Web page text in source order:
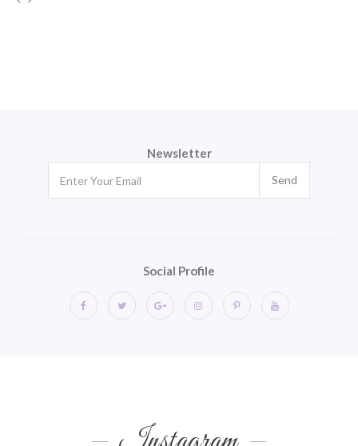
Newsletter
Send
Social Profile